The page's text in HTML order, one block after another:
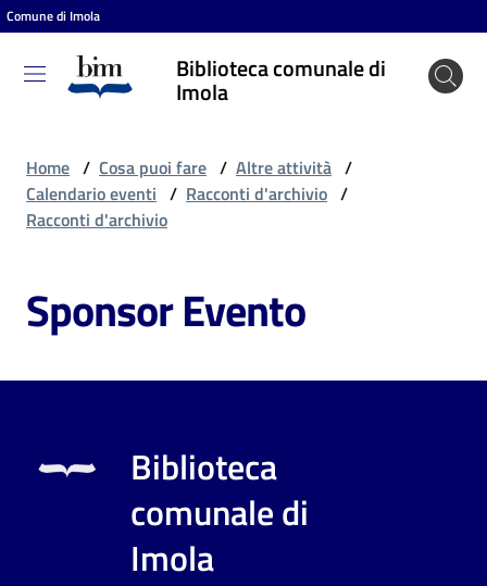
Vai al contenuto
Vai alla navigazione
Vai al footer
Comune di Imola
Biblioteca comunale di
Imola
Biblioteca
comunale
Cosa
fare
Scopri
Home / Cosa puoi fare / Altre attività /
Calendario eventi / Racconti d'archivio /
Racconti d'archivio
Sponsor Evento
Biblioteca
comunale di
Imola